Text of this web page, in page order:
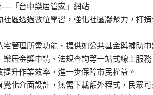
—「台中樂居管家」網站
社區透過數位學習，強化社區凝聚力，打
管理所需功能，提供如公共基金與補助
居金獎申請、法規查詢等一站式線上服
升作業效率，進一步保障市民權益。
化介面設計，無需下載額外程式，民眾